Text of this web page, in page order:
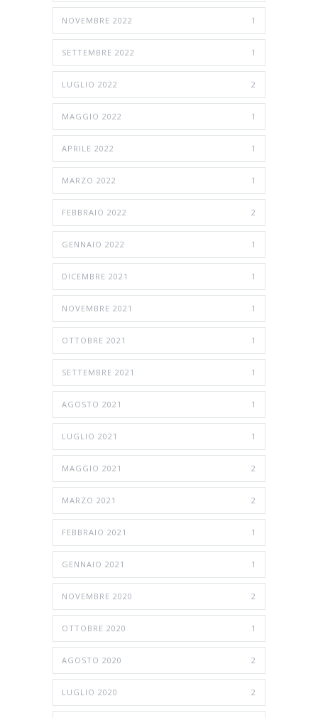
NOVEMBRE 2022 1
SETTEMBRE 2022 1
LUGLIO 2022 2
MAGGIO 2022 1
APRILE 2022 1
MARZO 2022 1
FEBBRAIO 2022 2
GENNAIO 2022 1
DICEMBRE 2021 1
NOVEMBRE 2021 1
OTTOBRE 2021 1
SETTEMBRE 2021 1
AGOSTO 2021 1
LUGLIO 2021 1
MAGGIO 2021 2
MARZO 2021 2
FEBBRAIO 2021 1
GENNAIO 2021 1
NOVEMBRE 2020 2
OTTOBRE 2020 1
AGOSTO 2020 2
LUGLIO 2020 2